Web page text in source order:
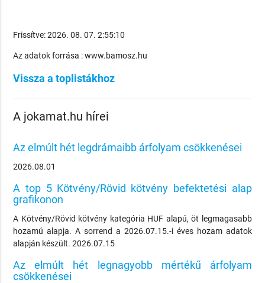
Frissítve: 2026. 08. 07. 2:55:10
Az adatok forrása : www.bamosz.hu
Vissza a toplistákhoz
A jokamat.hu hírei
Az elmúlt hét legdrámaibb árfolyam csökkenései
2026.08.01
A top 5 Kötvény/Rövid kötvény befektetési alap
grafikonon
A Kötvény/Rövid kötvény kategória HUF alapú, öt legmagasabb
hozamú alapja. A sorrend a 2026.07.15.-i éves hozam adatok
alapján készült. 2026.07.15
Az elmúlt hét legnagyobb mértékű árfolyam
csökkenései